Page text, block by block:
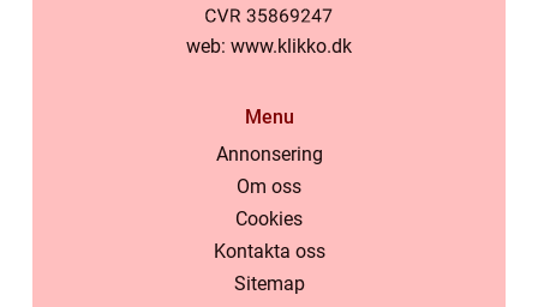
web: www.klikko.dk
Menu
Annonsering
Om oss
Cookies
Kontakta oss
Sitemap